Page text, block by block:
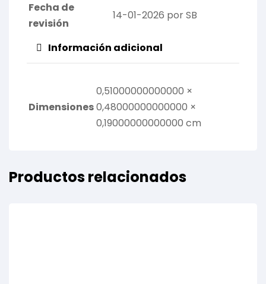
Fecha de
revisión
14-01-2026 por SB
Información adicional
Dimensiones
0,51000000000000 ×
0,48000000000000 ×
0,19000000000000 cm
Productos relacionados